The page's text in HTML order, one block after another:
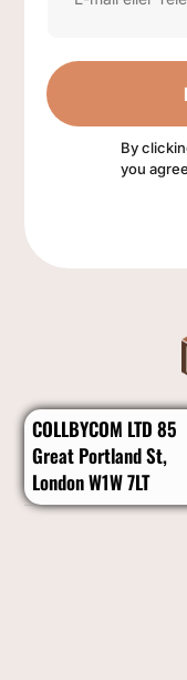
By
you
COLLBYCOM LTD 85
Great Portland St,
London W1W 7LT